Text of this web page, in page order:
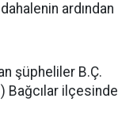
ardından
şüpheliler B.Ç.
Bağcılar ilçesinde